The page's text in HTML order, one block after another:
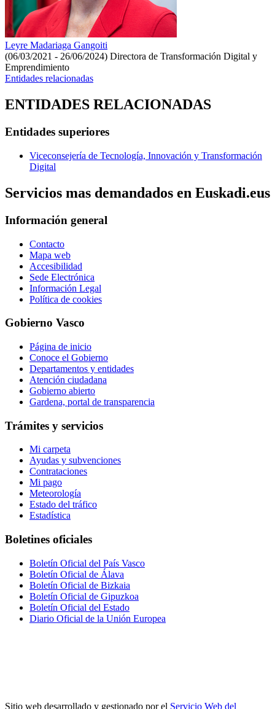
Leyre Madariaga Gangoiti
(06/03/2021 - 26/06/2024) Directora de Transformación Digital y
Emprendimiento
Entidades relacionadas
ENTIDADES RELACIONADAS
Entidades superiores
Viceconsejería de Tecnología, Innovación y Transformación
Digital
Servicios mas demandados en Euskadi.eus
Información general
Contacto
Mapa web
Accesibilidad
Sede Electrónica
Información Legal
Política de cookies
Gobierno Vasco
Página de inicio
Conoce el Gobierno
Departamentos y entidades
Atención ciudadana
Gobierno abierto
Gardena, portal de transparencia
Trámites y servicios
Mi carpeta
Ayudas y subvenciones
Contrataciones
Mi pago
Meteorología
Estado del tráfico
Estadística
Boletines oficiales
Boletín Oficial del País Vasco
Boletín Oficial de Álava
Boletín Oficial de Bizkaia
Boletín Oficial de Gipuzkoa
Boletín Oficial del Estado
Diario Oficial de la Unión Europea
Sitio web desarrollado y gestionado por el Servicio Web del